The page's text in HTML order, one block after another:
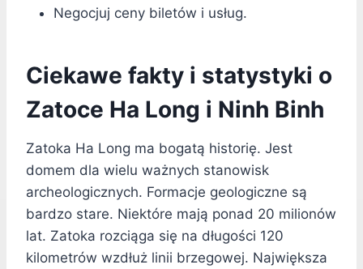
Negocjuj ceny biletów i usług.
Ciekawe fakty i statystyki o
Zatoce Ha Long i Ninh Binh
Zatoka Ha Long ma bogatą historię. Jest
domem dla wielu ważnych stanowisk
archeologicznych. Formacje geologiczne są
bardzo stare. Niektóre mają ponad 20 milionów
lat. Zatoka rozciąga się na długości 120
kilometrów wzdłuż linii brzegowej. Największa